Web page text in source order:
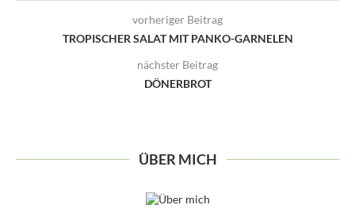
vorheriger Beitrag
TROPISCHER SALAT MIT PANKO-GARNELEN
nächster Beitrag
DÖNERBROT
ÜBER MICH